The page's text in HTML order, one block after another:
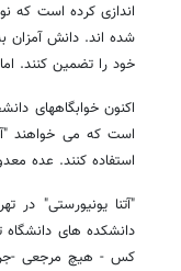
اندازی کرده است که
شده اند. دانش آمزان
خود را تضمین کنند.
اکنون خوابگاههای
است که می خواهند
استفاده کنند. عده
دانشکده های
کس - هیچ مرجعی -جرات